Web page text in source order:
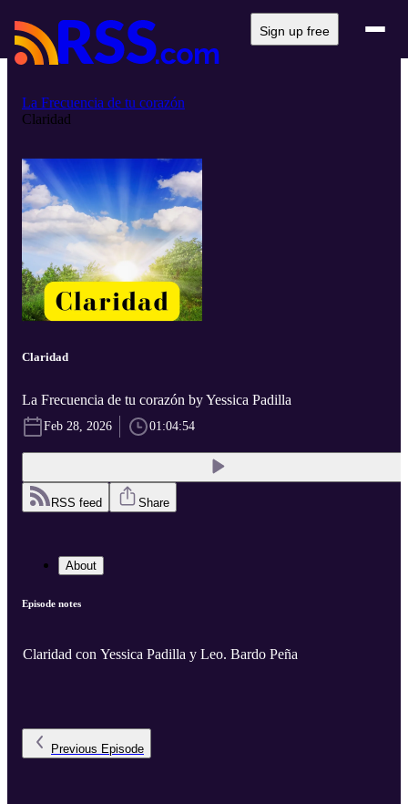
Sign up free
La Frecuencia de tu corazón
Claridad
Claridad
La Frecuencia de tu corazón by Yessica Padilla
Feb 28, 2026 01:04:54
RSS feed Share
About
Episode notes
Claridad con Yessica Padilla y Leo. Bardo Peña
Previous Episode